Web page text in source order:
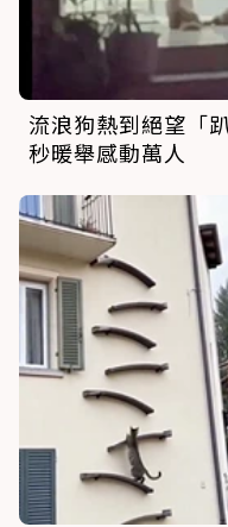
流浪狗熱到絕望「
秒暖舉感動萬人